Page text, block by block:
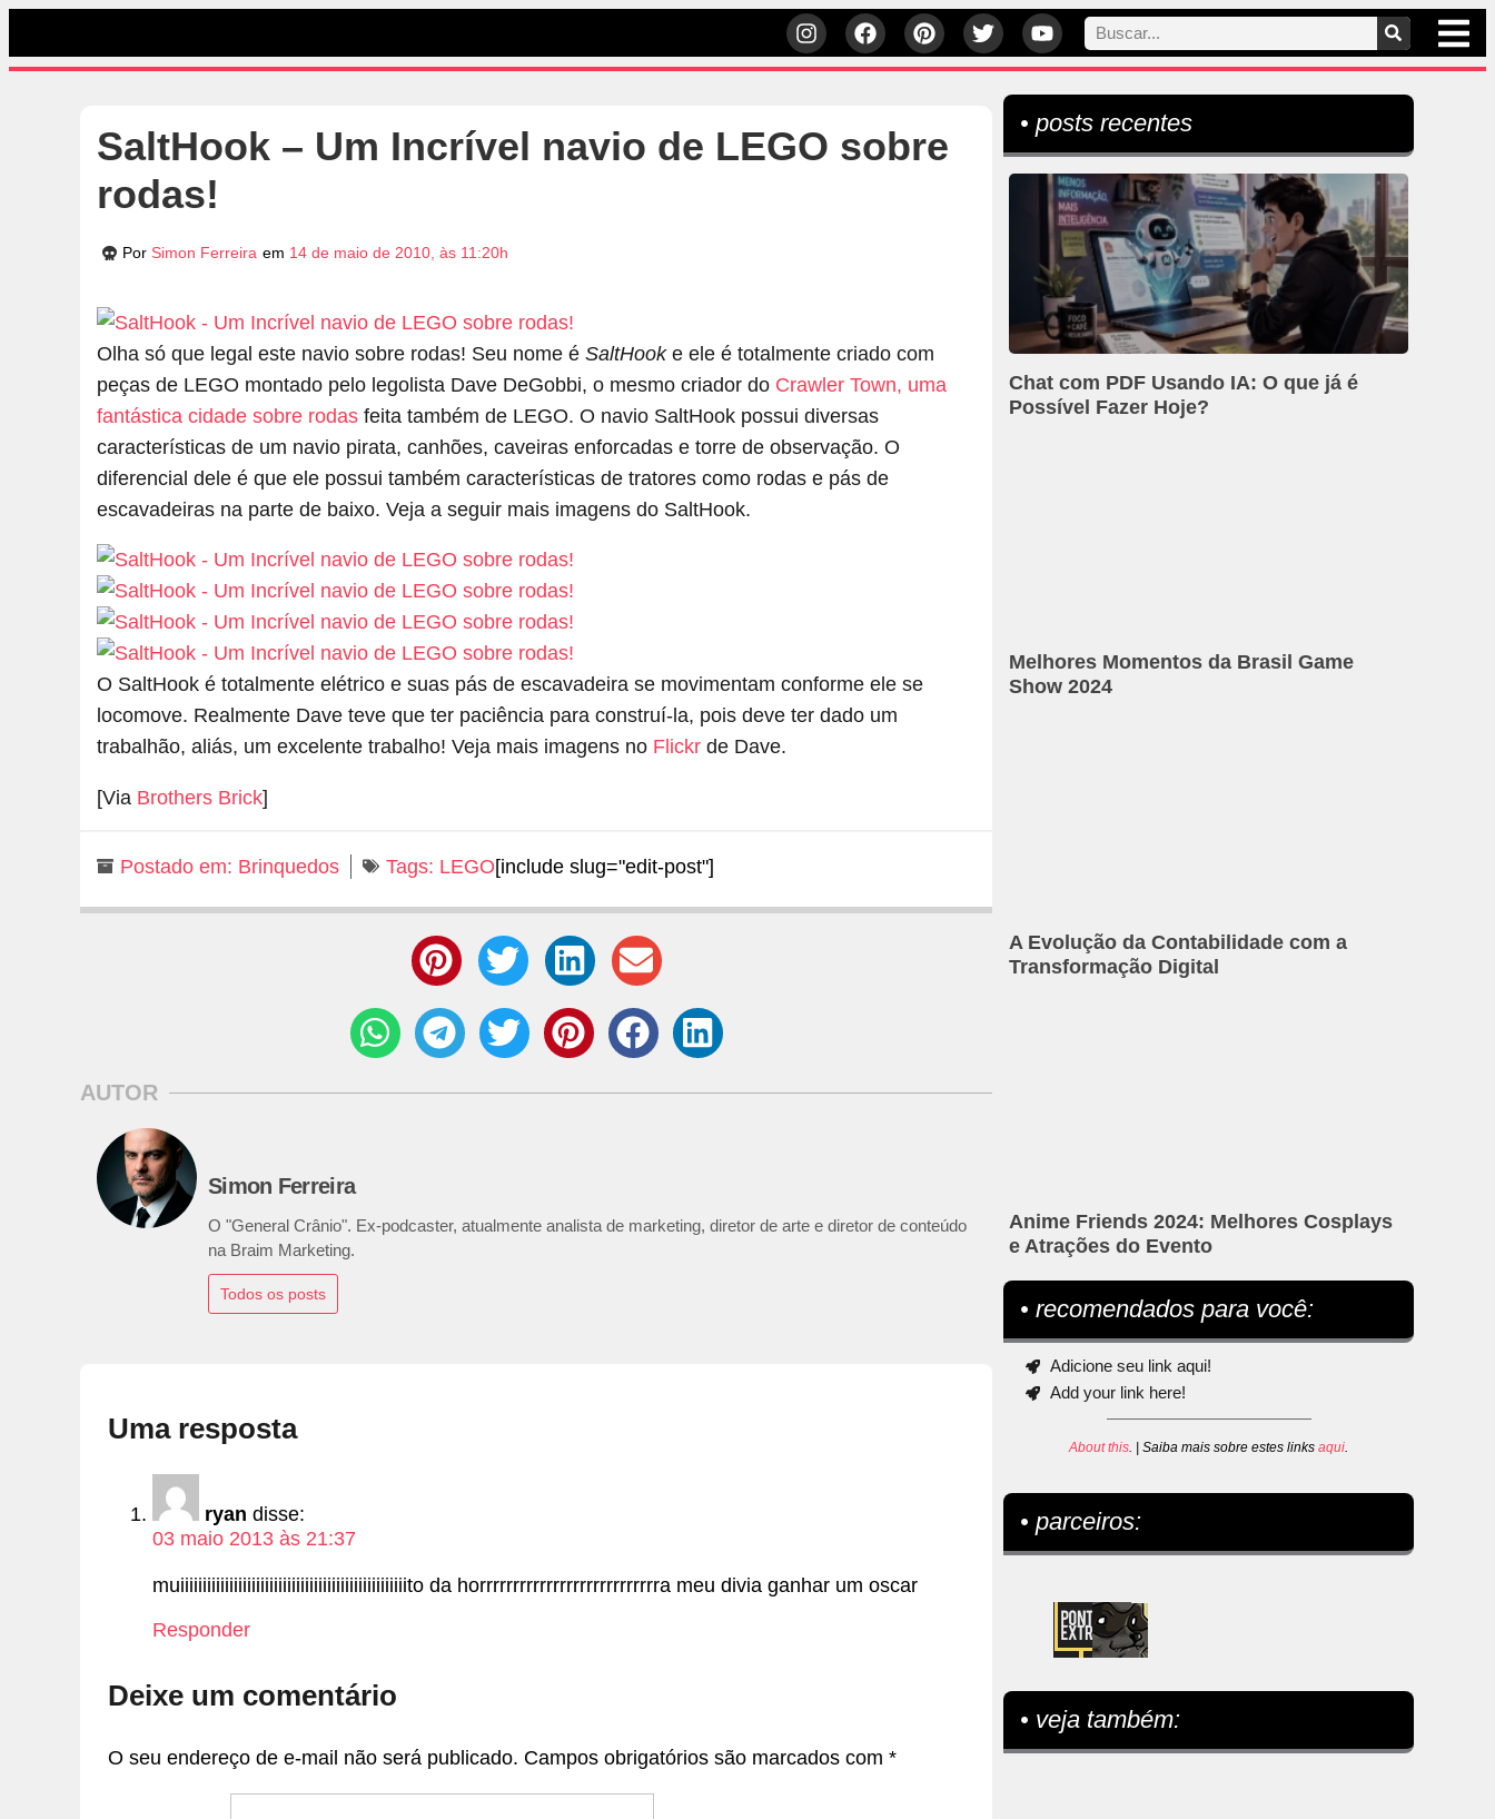
SaltHook – Um Incrível navio de LEGO sobre
rodas!
Por Simon Ferreira em 14 de maio de 2010, às 11:20h
Olha só que legal este navio sobre rodas! Seu nome é SaltHooke ele é totalmente criado com
peças de LEGO montado pelo legolista Dave DeGobbi, o mesmo criador do Crawler Town, uma
fantástica cidade sobre rodas feita também de LEGO. O navio SaltHook possui diversas
características de um navio pirata, canhões, caveiras enforcadas e torre de observação. O
diferencial dele é que ele possui também características de tratores como rodas e pás de
escavadeiras na parte de baixo. Veja a seguir mais imagens do SaltHook.
O SaltHook é totalmente elétrico e suas pás de escavadeira se movimentam conforme ele se
locomove. Realmente Dave teve que ter paciência para construí-la, pois deve ter dado um
trabalhão, aliás, um excelente trabalho! Veja mais imagens no Flickr de Dave.
[Via Brothers Brick]
Postado em: Brinquedos Tags: LEGO[include slug="edit-post"]
AUTOR
Simon Ferreira
O "General Crânio". Ex-podcaster, atualmente analista de marketing, diretor de arte e diretor de conteúdo
na Braim Marketing.
Todos os posts
Uma resposta
ryan disse:
03 maio 2013 às 21:37
muiiiiiiiiiiiiiiiiiiiiiiiiiiiiiiiiiiiiiiiiiiiiiiiiiiito da horrrrrrrrrrrrrrrrrrrrrrrrrrra meu divia ganhar um oscar
Responder
Deixe um comentário
O seu endereço de e-mail não será publicado. Campos obrigatórios são marcados com *
• posts recentes
Chat com PDF Usando IA: O que já é
Possível Fazer Hoje?
Melhores Momentos da Brasil Game
Show 2024
A Evolução da Contabilidade com a
Transformação Digital
Anime Friends 2024: Melhores Cosplays
e Atrações do Evento
• recomendados para você:
Adicione seu link aqui!
Add your link here!
About this. | Saiba mais sobre estes linksaqui.
• parceiros:
• veja também: